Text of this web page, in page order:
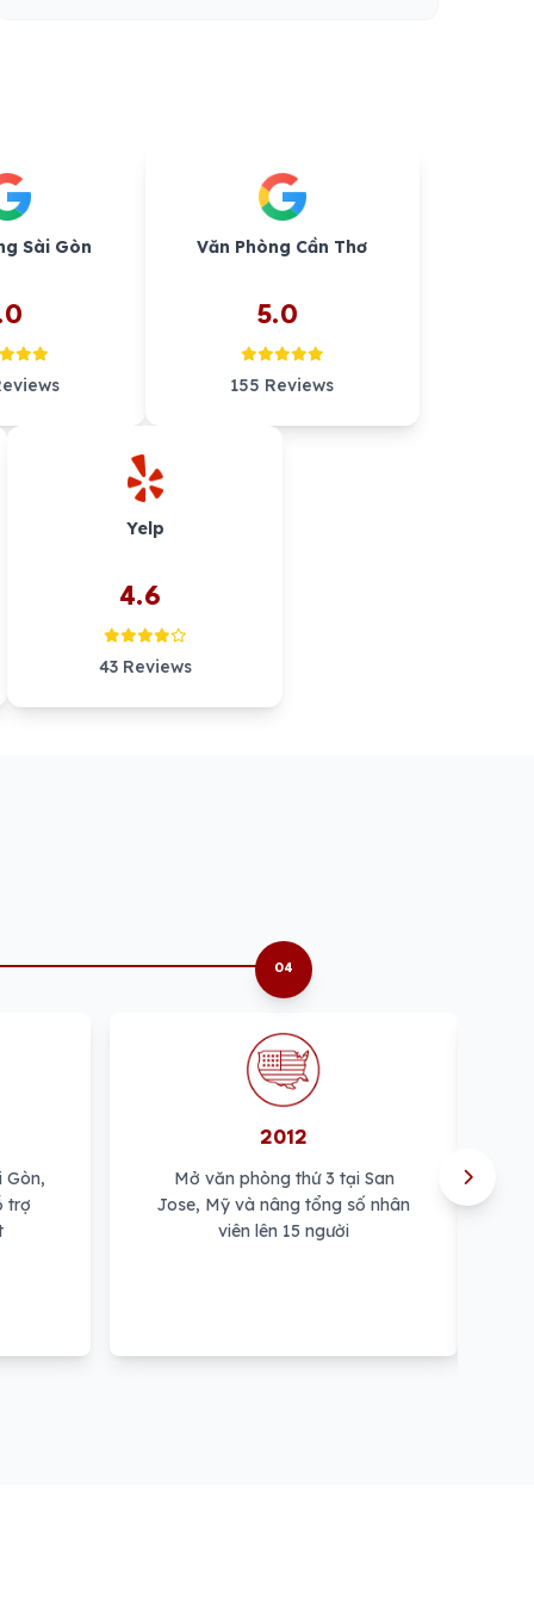
Sài Gòn Văn Phòng Cần Thơ
5.0
155 Reviews
Yelp
4.6
43 Reviews
Gòn,
trợ
04
2012
Mở văn phòng thứ 3 tại San
Jose, Mỹ và nâng tổng số nhân
viên lên 15 người